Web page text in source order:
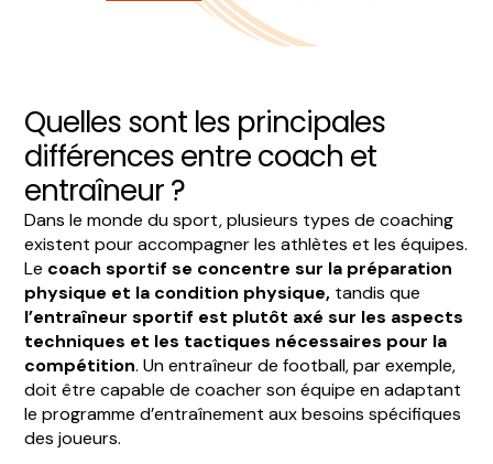
Quelles sont les principales
différences entre coach et
entraîneur ?
Dans le monde du sport, plusieurs types de coaching
existent pour accompagner les athlètes et les équipes.
Le coach sportif se concentre sur la préparation
physique et la condition physique, tandis que
l’entraîneur sportif est plutôt axé sur les aspects
techniques et les tactiques nécessaires pour la
compétition. Un entraîneur de football, par exemple,
doit être capable de coacher son équipe en adaptant
le programme d’entraînement aux besoins spécifiques
des joueurs.